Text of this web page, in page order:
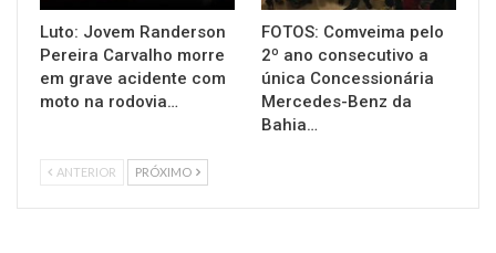
Luto: Jovem Randerson
Pereira Carvalho morre
em grave acidente com
moto na rodovia…
FOTOS: Comveima pelo
2º ano consecutivo a
única Concessionária
Mercedes-Benz da
Bahia…
ANTERIOR PRÓXIMO